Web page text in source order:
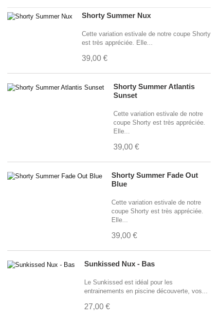
Shorty Summer Nux
Cette variation estivale de notre coupe Shorty
est très appréciée. Elle...
39,00 €
Shorty Summer Atlantis
Sunset
Cette variation estivale de notre
coupe Shorty est très appréciée.
Elle...
39,00 €
Shorty Summer Fade Out
Blue
Cette variation estivale de notre
coupe Shorty est très appréciée.
Elle...
39,00 €
Sunkissed Nux - Bas
Le Sunkissed est idéal pour les
entrainements en piscine découverte, vos...
27,00 €